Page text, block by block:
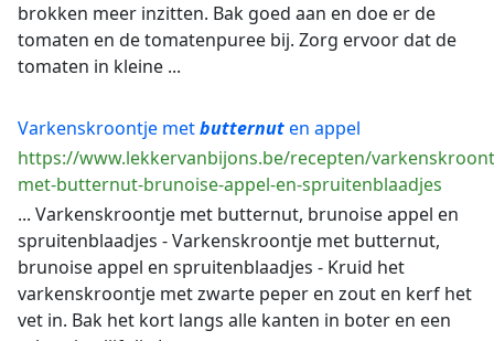
brokken meer inzitten. Bak goed aan en doe er de
tomaten en de tomatenpuree bij. Zorg ervoor dat de
tomaten in kleine ...
Varkenskroontje metbutternuten appel
https://www.lekkervanbijons.be/recepten/
met-butternut-brunoise-appel-en-spruitenblaadjes
... Varkenskroontje met butternut, brunoise appel en
spruitenblaadjes - Varkenskroontje met butternut,
brunoise appel en spruitenblaadjes - Kruid het
varkenskroontje met zwarte peper en zout en kerf het
vet in. Bak het kort langs alle kanten in boter en een